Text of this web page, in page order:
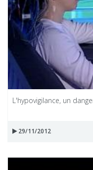
L'hypovigilance, un
29/11/2012